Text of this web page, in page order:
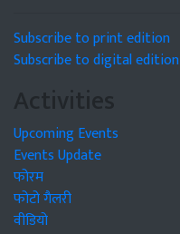
Subscribe to print edition
Subscribe to digital edition
Activities
Upcoming Events
Events Update
फोरम
फोटो गैलरी
वीडियो